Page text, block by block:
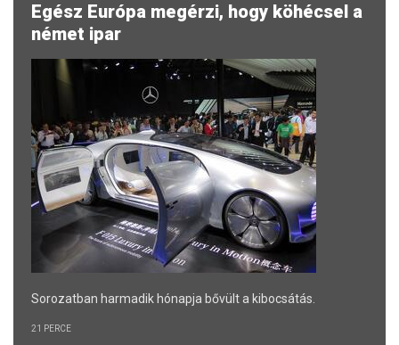
Egész Európa megérzi, hogy köhécsel a
német ipar
Sorozatban harmadik hónapja bővült a kibocsátás.
21 PERCE